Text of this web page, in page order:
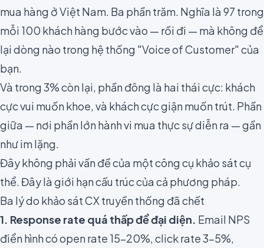
mua hàng ở Việt Nam. Ba phần trăm. Nghĩa là 97 trong
mỗi 100 khách hàng bước vào — rồi đi — mà không để
lại dòng nào trong hệ thống "Voice of Customer" của
bạn.
Và trong 3% còn lại, phần đông là hai thái cực: khách
cực vui muốn khoe, và khách cực giận muốn trút. Phần
giữa — nơi phần lớn hành vi mua thực sự diễn ra — gần
như im lặng.
Đây không phải vấn đề của một công cụ khảo sát cụ
thể. Đây là giới hạn cấu trúc của cả phương pháp.
Ba lý do khảo sát CX truyền thống đã chết
1. Response rate quá thấp để đại diện. Email NPS
điển hình có open rate 15–20%, click rate 3–5%,